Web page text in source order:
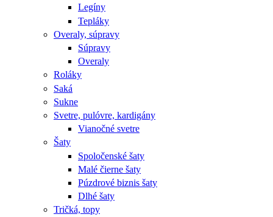
Legíny
Tepláky
Overaly, súpravy
Súpravy
Overaly
Roláky
Saká
Sukne
Svetre, pulóvre, kardigány
Vianočné svetre
Šaty
Spoločenské šaty
Malé čierne šaty
Púzdrové biznis šaty
Dlhé šaty
Tričká, topy